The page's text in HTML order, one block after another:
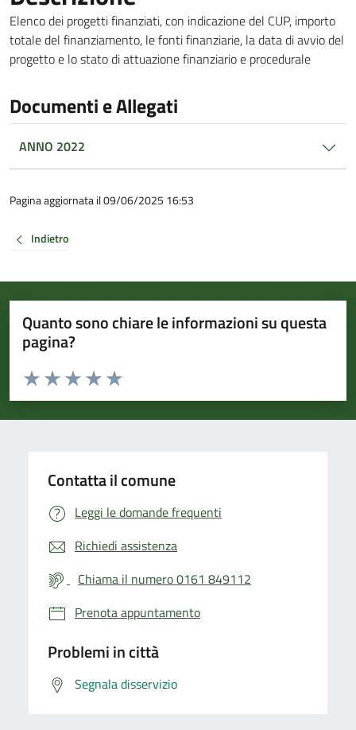
Elenco dei progetti finanziati, con indicazione del CUP, importo
totale del finanziamento, le fonti finanziarie, la data di avvio del
progetto e lo stato di attuazione finanziario e procedurale
Documenti e Allegati
ANNO 2022
Pagina aggiornata il 09/06/2025 16:53
Indietro
Quanto sono chiare le informazioni su questa
pagina?
Valuta da 1 a 5 stelle la pagina
Valuta 5 stelle su 5
Valuta 4 stelle su 5
Valuta 3 stelle su 5
Valuta 2 stelle su 5
Valuta 1 stelle su 5
Contatta il comune
Leggi le domande frequenti
Richiedi assistenza
Chiama il numero 0161 849112
Prenota appuntamento
Problemi in città
Segnala disservizio